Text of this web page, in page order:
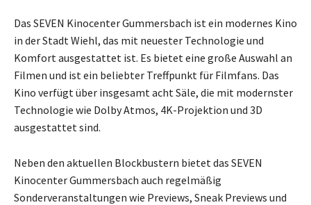
Das SEVEN Kinocenter Gummersbach ist ein modernes Kino
in der Stadt Wiehl, das mit neuester Technologie und
Komfort ausgestattet ist. Es bietet eine große Auswahl an
Filmen und ist ein beliebter Treffpunkt für Filmfans. Das
Kino verfügt über insgesamt acht Säle, die mit modernster
Technologie wie Dolby Atmos, 4K-Projektion und 3D
ausgestattet sind.
Neben den aktuellen Blockbustern bietet das SEVEN
Kinocenter Gummersbach auch regelmäßig
Sonderveranstaltungen wie Previews, Sneak Previews und